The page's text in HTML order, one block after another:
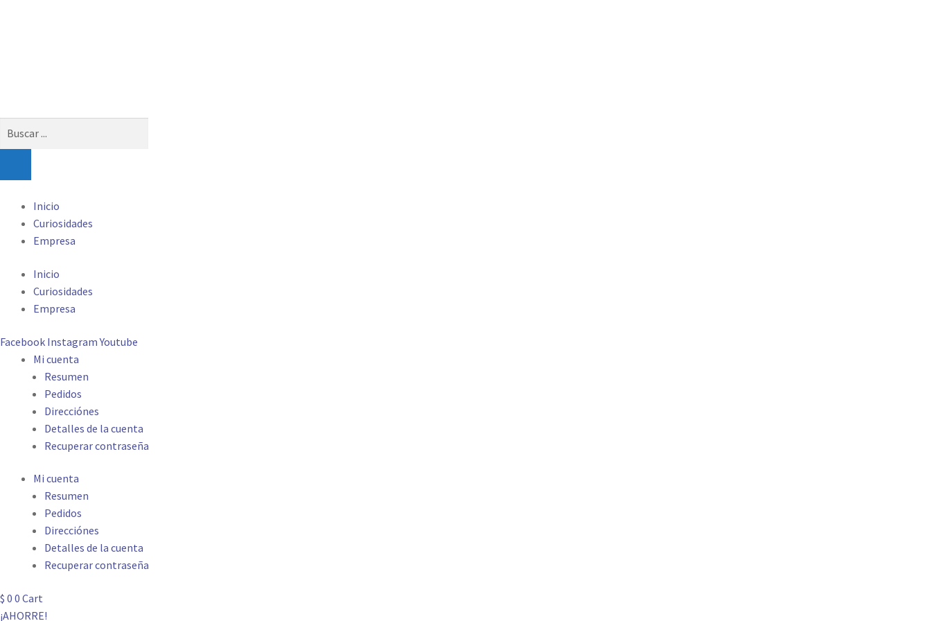
Inicio
Curiosidades
Empresa
Inicio
Curiosidades
Empresa
Facebook Instagram Youtube
Mi cuenta
Resumen
Pedidos
Direcciónes
Detalles de la cuenta
Recuperar contraseña
Mi cuenta
Resumen
Pedidos
Direcciónes
Detalles de la cuenta
Recuperar contraseña
$ 0 0 Cart
¡AHORRE!